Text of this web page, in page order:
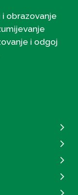
obrazovanje
i odgoj